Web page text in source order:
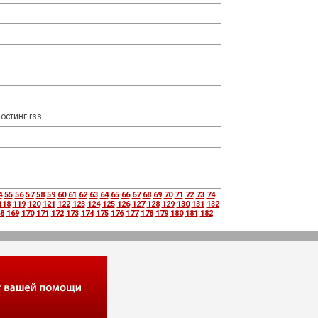
rss
55 56 57 58 59 60 61 62 63 64 65 66 67 68 69 70 71 72 73 74
119 120 121 122 123 124 125 126 127 128 129 130 131 132
169 170 171 172 173 174 175 176 177 178 179 180 181 182